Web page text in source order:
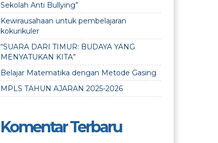
Sekolah Anti Bullying”
Kewirausahaan untuk pembelajaran
kokurikuler
“SUARA DARI TIMUR: BUDAYA YANG
MENYATUKAN KITA”
Belajar Matematika dengan Metode Gasing
MPLS TAHUN AJARAN 2025-2026
Komentar Terbaru